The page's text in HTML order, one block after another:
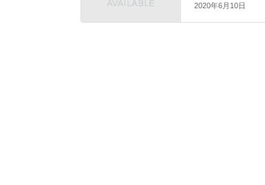
2020年6月10日